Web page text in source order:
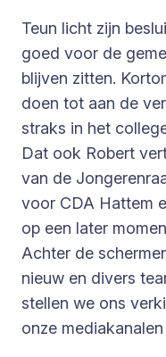
Teun licht zijn
goed voor de
blijven zitten.
doen tot aan de
straks in het
Dat ook Robert
van de
voor CDA Hattem
op een later
Achter de
nieuw en divers
stellen we ons
onze